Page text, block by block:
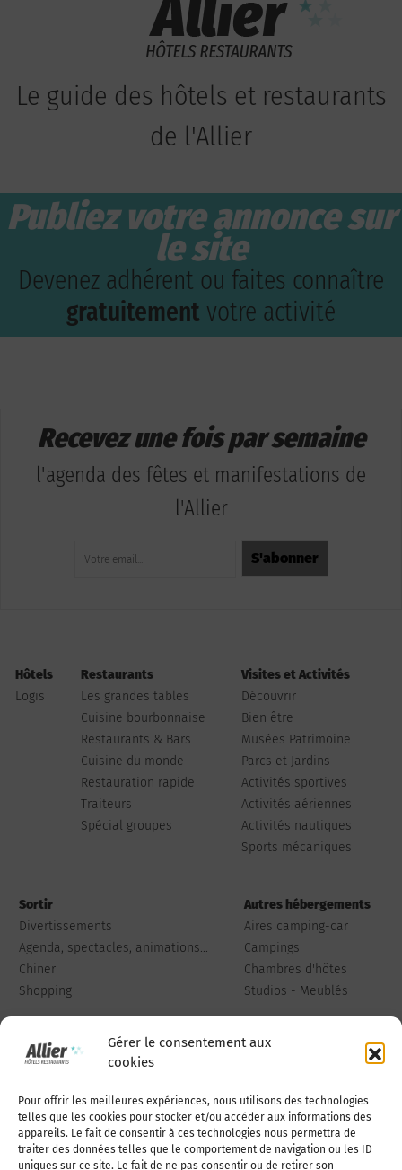
Gérer le consentement aux
cookies
Pour offrir les meilleures expériences, nous utilisons des technologies
telles que les cookies pour stocker et/ou accéder aux informations des
appareils. Le fait de consentir à ces technologies nous permettra de
traiter des données telles que le comportement de navigation ou les ID
uniques sur ce site. Le fait de ne pas consentir ou de retirer son
Le guide des hôtels et restaurants
de l'Allier
Publiez votre annonce sur
le site
Devenez adhérent ou faites connaître
gratuitement votre activité
Recevez une fois par semaine
l'agenda des fêtes et manifestations de
l'Allier
Hôtels
Logis
Restaurants
Les grandes tables
Cuisine bourbonnaise
Restaurants & Bars
Cuisine du monde
Restauration rapide
Traiteurs
Spécial groupes
Visites et Activités
Découvrir
Bien être
Musées Patrimoine
Parcs et Jardins
Activités sportives
Activités aériennes
Activités nautiques
Sports mécaniques
Sortir
Divertissements
Agenda, spectacles, animations...
Chiner
Shopping
Autres hébergements
Aires camping-car
Campings
Chambres d'hôtes
Studios - Meublés
Qui sommes-nous Publiez votre annonce